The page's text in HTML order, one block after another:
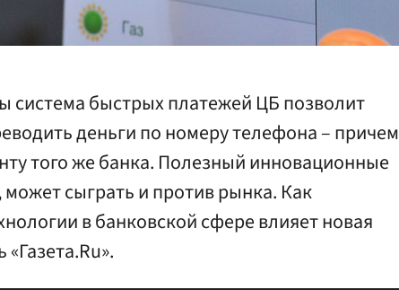
быстрых платежей ЦБ позволит
деньги по номеру телефона – причем
того же банка. Полезный инновационные
может сыграть и против рынка. Как
в банковской сфере влияет новая